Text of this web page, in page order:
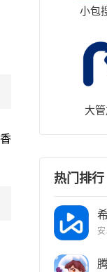
小包
大
热门排行